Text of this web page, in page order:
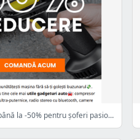
🚗Reduceri de până la -50% pentru șoferi pasionați!